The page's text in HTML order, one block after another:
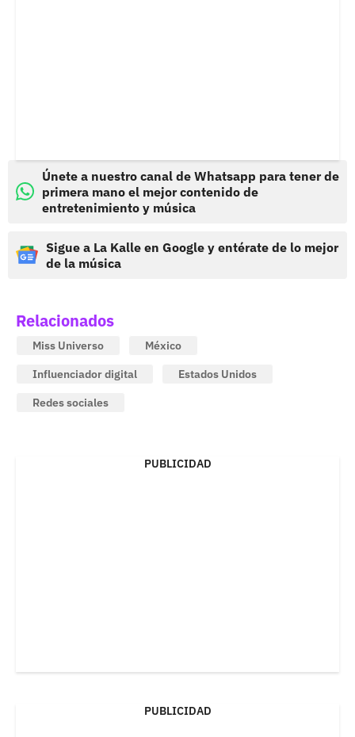
Únete a nuestro canal de Whatsapp para tener de
primera mano el mejor contenido de
entretenimiento y música
Sigue a La Kalle en Google y entérate de lo mejor
de la música
Relacionados
Miss Universo
México
Influenciador digital
Estados Unidos
Redes sociales
PUBLICIDAD
PUBLICIDAD